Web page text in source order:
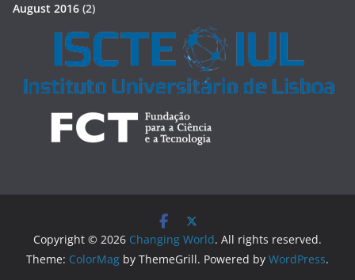
August 2016 (2)
Copyright © 2026 Changing World. All rights reserved.
Theme: ColorMag by ThemeGrill. Powered by WordPress.